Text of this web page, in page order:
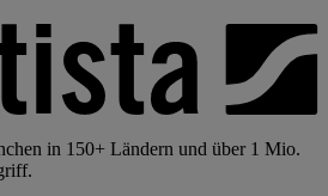
in 150+ Ländern und über 1 Mio.